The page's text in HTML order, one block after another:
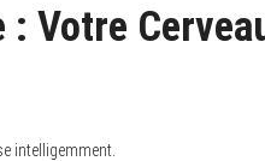
Votre
intelligemment.